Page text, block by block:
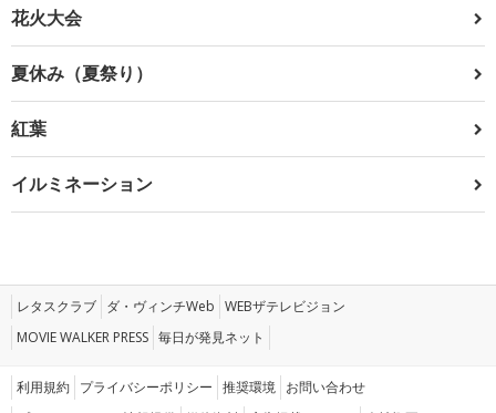
花火大会
夏休み（夏祭り）
紅葉
イルミネーション
レタスクラブ ダ・ヴィンチWeb WEBザテレビジョン
MOVIE WALKER PRESS 毎日が発見ネット
利用規約 プライバシーポリシー 推奨環境 お問い合わせ